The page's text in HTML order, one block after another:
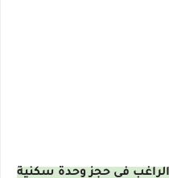
في حجز وحدة سكنية